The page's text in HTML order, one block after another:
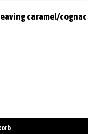
caramel/cognac